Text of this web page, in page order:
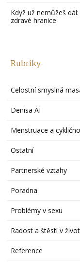
Když už nemůžeš
zdravé hranice
Rubriky
Celostní smyslná
Denisa AI
Menstruace a
Ostatní
Partnerské vztahy
Poradna
Problémy v sexu
Radost a štěstí v
Reference